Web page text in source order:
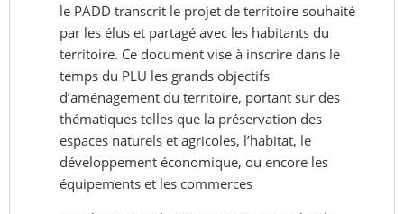
le PADD transcrit le projet de territoire souhaité
par les élus et partagé avec les habitants du
territoire. Ce document vise à inscrire dans le
temps du PLU les grands objectifs
d’aménagement du territoire, portant sur des
thématiques telles que la préservation des
espaces naturels et agricoles, l’habitat, le
développement économique, ou encore les
équipements et les commerces